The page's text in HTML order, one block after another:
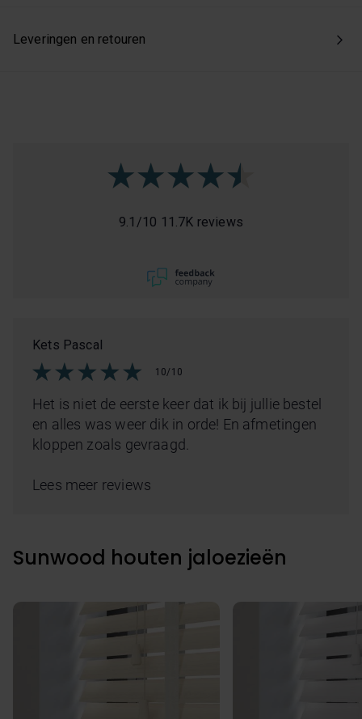
Leveringen en retouren
9.1 /10 11.7K reviews
Kets Pascal
10/10
Het is niet de eerste keer dat ik bij jullie bestel
en alles was weer dik in orde! En afmetingen
kloppen zoals gevraagd.
Lees meer reviews
Sunwood houten jaloezieën